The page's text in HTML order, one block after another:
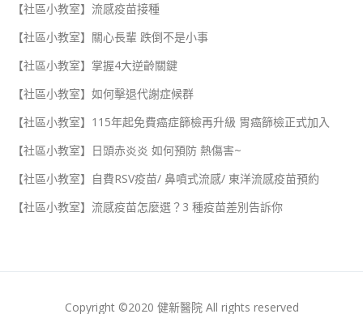
【社區小教室】流感疫苗接種
【社區小教室】關心長輩 跌倒不是小事
【社區小教室】掌握4大逆齡關鍵
【社區小教室】如何擊退代謝症候群
【社區小教室】115年起免費癌症篩檢再升級 胃癌篩檢正式加入
【社區小教室】日頭赤炎炎 如何預防 熱傷害~
【社區小教室】自費RSV疫苗/ 鼻噴式流感/ 東洋流感疫苗預約
【社區小教室】流感疫苗怎麼選？3 種疫苗差別告訴你
Copyright ©2020 健新醫院 All rights reserved